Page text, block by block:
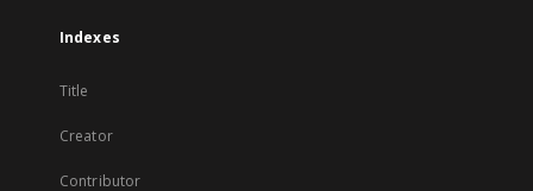
Indexes
Title
Creator
Contributor